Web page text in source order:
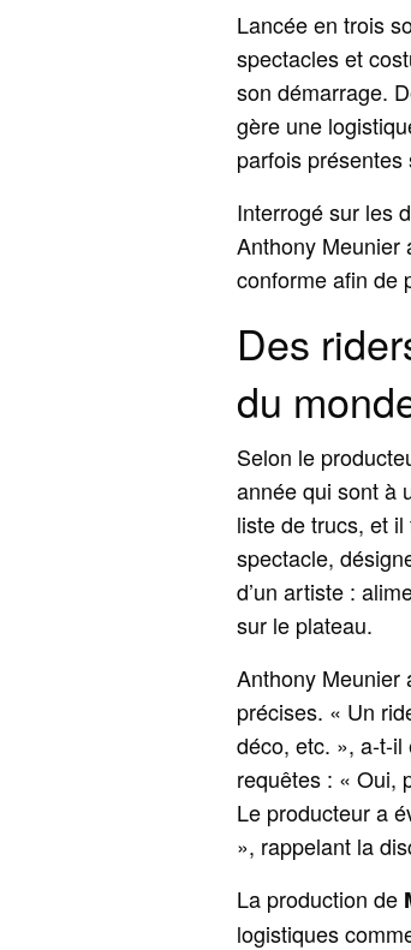
Lancée en trois
spectacles et
son démarrage.
gère une
parfois
Interrogé sur les
Anthony Meunier
conforme afin de
Des
du
Selon le
année qui sont à
liste de trucs, et
spectacle,
d’un artiste :
sur le plateau.
Anthony Meunier
précises. « Un
déco, etc. »,
requêtes : « Oui,
Le producteur a
», rappelant la
La production de
logistiques